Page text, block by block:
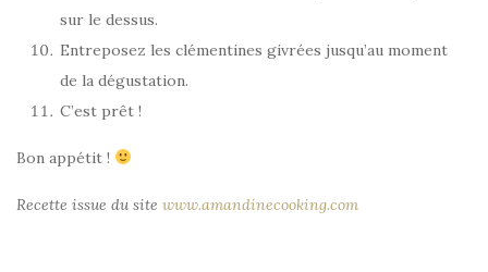
sur le dessus.
Entreposez les clémentines givrées jusqu’au moment
de la dégustation.
C’est prêt !
Bon appétit !
Recette issue du site www.amandinecooking.com